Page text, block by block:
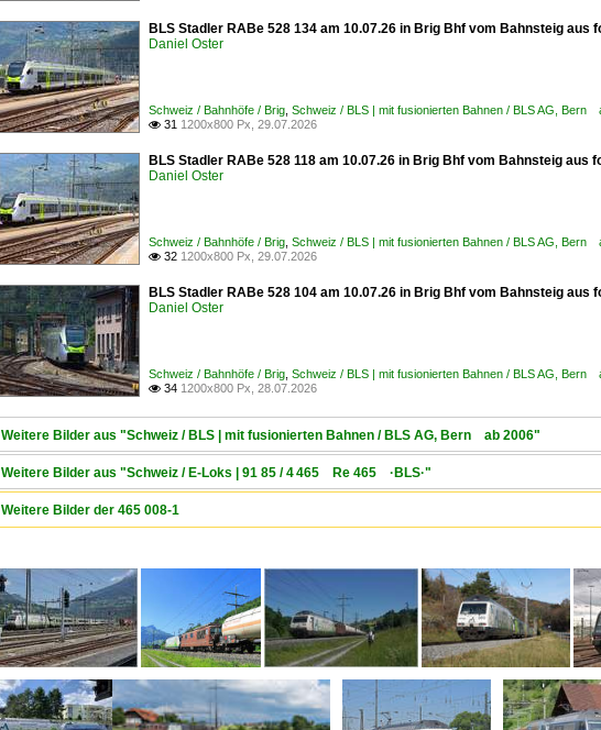
BLS Stadler RABe 528 134 am 10.07.26 in Brig Bhf vom Bahnsteig aus
Daniel Oster
Schweiz / Bahnhöfe / Brig Schweiz / BLS | mit fusionierten Bahnen / BLS AG, Bern
 31 1200x800 Px, 29.07.2026
BLS Stadler RABe 528 118 am 10.07.26 in Brig Bhf vom Bahnsteig aus
Daniel Oster
Schweiz / Bahnhöfe / Brig Schweiz / BLS | mit fusionierten Bahnen / BLS AG, Bern
 32 1200x800 Px, 29.07.2026
BLS Stadler RABe 528 104 am 10.07.26 in Brig Bhf vom Bahnsteig aus
Daniel Oster
Schweiz / Bahnhöfe / Brig Schweiz / BLS | mit fusionierten Bahnen / BLS AG, Bern
 34 1200x800 Px, 28.07.2026
Weitere Bilder aus "Schweiz / BLS | mit fusionierten Bahnen / BLS AG, Bern ab 2006"
Weitere Bilder aus "Schweiz / E-Loks | 91 85 / 4 465 Re 465 ·BLS·"
Weitere Bilder der 465 008-1